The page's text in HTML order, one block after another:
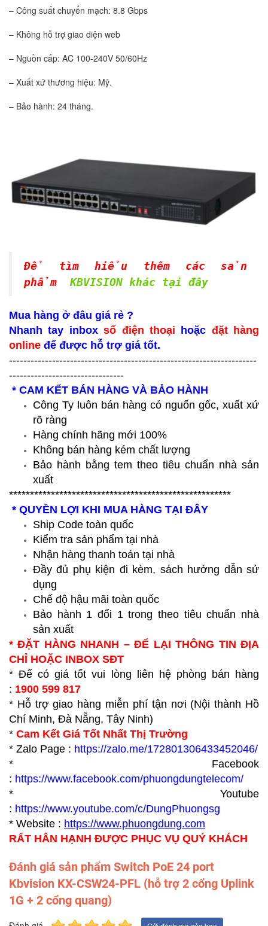
– Công suất chuyển mạch: 8.8 Gbps
– Không hỗ trợ giao diện web
– Nguồn cấp: AC 100-240V 50/60Hz
– Xuất xứ thương hiệu: Mỹ.
– Bảo hành: 24 tháng.
Để tìm hiểu thêm các sản
phẩm
KBVISION khác tại đây
Mua hàng ở đâu giá rẻ ?
Nhanh tay inboxsố điện thoại hoặc đặt hàng
online để được hỗ trợ giá tốt.
---------------------------------------------------------------------
--------------------------------
* CAM KẾT BÁN HÀNG VÀ BẢO HÀNH
Công Ty luôn bán hàng có nguốn gốc, xuất xứ
rõ ràng
Hàng chính hãng mới 100%
Không bán hàng kém chất lượng
Bảo hành bằng tem theo tiêu chuẩn nhà sản
xuất
*****************************************************
* QUYỀN LỢI KHI MUA HÀNG TẠI ĐÂY
Ship Code toàn quốc
Kiểm tra sản phẩm tại nhà
Nhận hàng thanh toán tại nhà
Đầy đủ phụ kiện đi kèm, sách hướng dẫn sử
dụng
Chế độ hậu mãi toàn quốc
Bảo hành 1 đổi 1 trong theo tiêu chuẩn nhà
sản xuất
* ĐẶT HÀNG NHANH – ĐỂ LẠI THÔNG TIN ĐỊA
CHỈ HOẶC INBOX SĐT
* Để có giá tốt vui lòng liên hệ phòng bán hàng
: 1900 599 817
* Hỗ trợ giao hàng miễn phí tận nơi (Nội thành Hồ
Chí Minh, Đà Nẵng, Tây Ninh)
* Cam Kết Giá Tốt Nhất Thị Trường
* Zalo Page : https://zalo.me/172801306433452046/
* Facebook
: https://www.facebook.com/phuongdungtelecom/
* Youtube
: https://www.youtube.com/c/DungPhuongsg
* Website : https://www.phuongdung.com
RẤT HÂN HẠNH ĐƯỢC PHỤC VỤ QUÝ KHÁCH
Đánh giá sản phẩm Switch PoE 24 port
Kbvision KX-CSW24-PFL (hỗ trợ 2 cổng Uplink
1G + 2 cổng quang)